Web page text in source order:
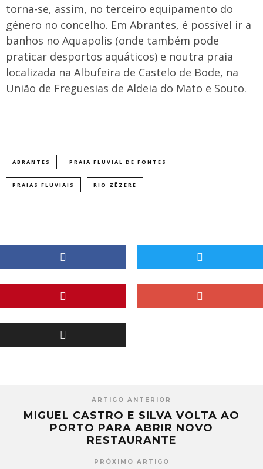
torna-se, assim, no terceiro equipamento do
género no concelho. Em Abrantes, é possível ir a
banhos no Aquapolis (onde também pode
praticar desportos aquáticos) e noutra praia
localizada na Albufeira de Castelo de Bode, na
União de Freguesias de Aldeia do Mato e Souto.
ABRANTES PRAIA FLUVIAL DE FONTES
PRAIAS FLUVIAIS RIO ZÊZERE
ARTIGO ANTERIOR
MIGUEL CASTRO E SILVA VOLTA AO
PORTO PARA ABRIR NOVO
RESTAURANTE
PRÓXIMO ARTIGO